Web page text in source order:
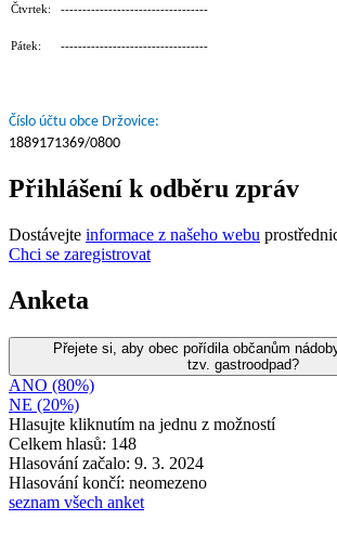
Čtvrtek: ----------------------------------
Pátek: ----------------------------------
Číslo účtu obce Držovice:
1889171369/0800
Přihlášení k odběru zpráv
Dostávejte informace z našeho webu
Chci se zaregistrovat
Anketa
Přejete si, aby obec pořídila občanům
tzv. gastroodpad?
ANO (80%)
NE (20%)
Hlasujte kliknutím na jednu z možností
Celkem hlasů: 148
Hlasování začalo: 9. 3. 2024
Hlasování končí: neomezeno
seznam všech anket